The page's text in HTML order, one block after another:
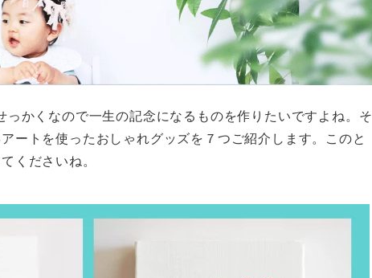
っかくなので一生の記念になるものを作りたいですよね。そ
ートを使ったおしゃれグッズを７つご紹介します。このと
くださいね。